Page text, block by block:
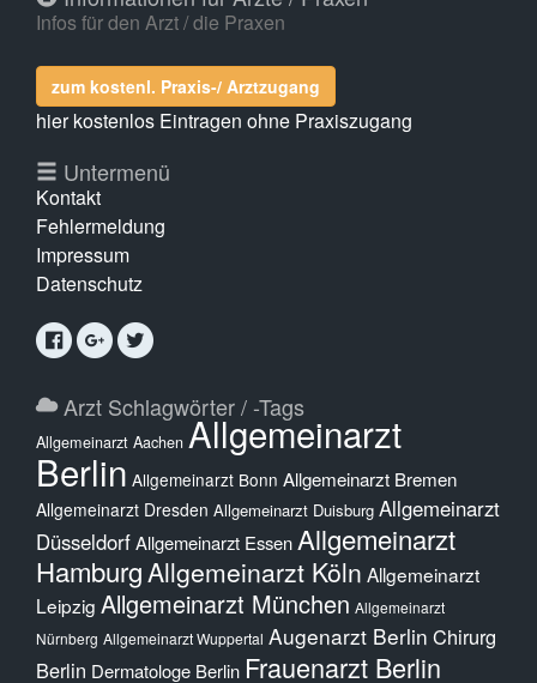
Infos für den Arzt / die Praxen
zum kostenl. Praxis-/ Arztzugang
hier kostenlos Eintragen ohne Praxiszugang
Untermenü
Kontakt
Fehlermeldung
Impressum
Datenschutz
Arzt Schlagwörter / -Tags
Allgemeinarzt Aachen Allgemeinarzt
Berlin Allgemeinarzt Bonn Allgemeinarzt Bremen
Allgemeinarzt Dresden Allgemeinarzt Duisburg Allgemeinarzt
DüsseldorfAllgemeinarzt Essen Allgemeinarzt
HamburgAllgemeinarzt Köln Allgemeinarzt
Leipzig Allgemeinarzt München Allgemeinarzt
Nürnberg Allgemeinarzt Wuppertal Augenarzt Berlin Chirurg
Berlin Dermatologe Berlin Frauenarzt Berlin